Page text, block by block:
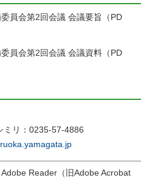
員会第2回会議 会議要旨（PD
員会第2回会議 会議資料（PD
リ：0235-57-4886
Reader（旧Adobe Acrobat